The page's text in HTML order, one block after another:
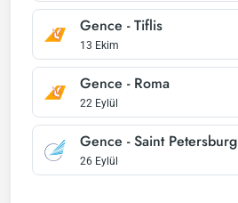
Gence - Tiflis
13 Ekim
Gence - Roma
22 Eylül
Gence - Saint Petersburg
26 Eylül